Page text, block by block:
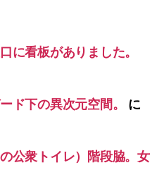
に看板がありました。
ド下の異次元空間。
に
公衆トイレ）階段脇。女